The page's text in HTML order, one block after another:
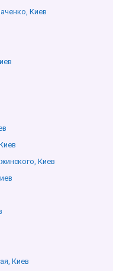
Киев
Киев
Киев